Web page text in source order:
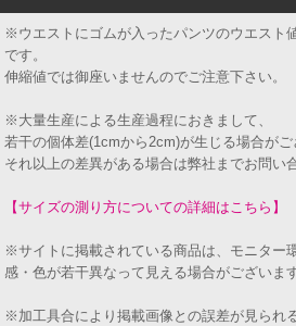
※ウエストにゴムが入ったパンツのウエスト
です。
伸縮値では御座いませんのでご注意下さい。
※大量生産による生産過程におきまして、
若干の個体差(1cmから2cm)が生じる場合がご
それ以上の差異がある場合は弊社までお問い
【サイズの測り方についての詳細はこちら】
※サイトに掲載されている商品は、モニター
感・色が若干異なって見える場合がございます
※加工具合により掲載画像との誤差が見られ